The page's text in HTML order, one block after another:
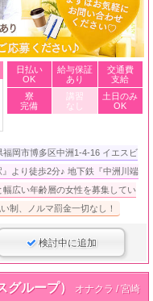
日払い
OK
給与保証
あり
交通費
支給
寮
完備
講習
なし
土日のみ
OK
福岡市博多区中洲1-4-16 イエスビ
より徒歩2分♪ 地下鉄『中洲川端
幅広い年齢層の女性を募集してい
制、ノルマ罰金一切なし！
検討中に追加
ループ） オナクラ / 宮崎